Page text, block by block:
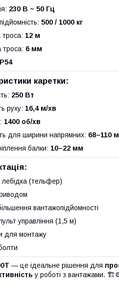
230 В ~ 50 Гц
500 / 1000 кг
12 м
6 мм
каретки:
250 Вт
руху: 16,4 м/хв
1400 об/хв
для ширини напрямних: 68–110
балки: 10–22 мм
(тельфер)
вантажопідйомності
управління (1,5 м)
для монтажу
— це ідеальне рішення для
у роботі з вантажами.